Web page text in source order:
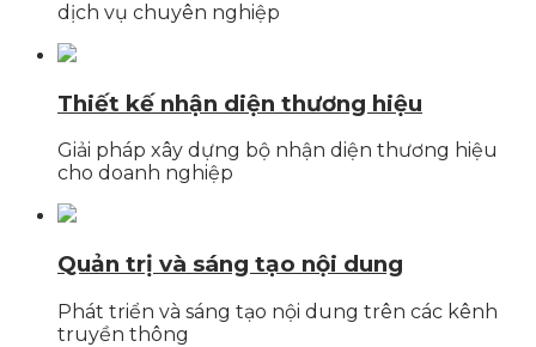
dịch vụ chuyên nghiệp
Thiết kế nhận diện thương hiệu
Giải pháp xây dựng bộ nhận diện thương hiệu
cho doanh nghiệp
Quản trị và sáng tạo nội dung
Phát triển và sáng tạo nội dung trên các kênh
truyền thông